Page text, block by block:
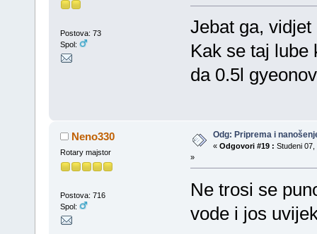
Postova: 73
Spol:
Jebat ga,
Kak se taj lube
da 0.5l
Neno330
Rotary majstor
Postova: 716
Spol:
Odg: Priprema i
« Odgovori #19 : Studeni 07,
»
Ne trosi se
vode i jos